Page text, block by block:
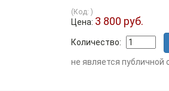
(Код: )
Цена: 3 800 руб.
Количество:
не является публичной